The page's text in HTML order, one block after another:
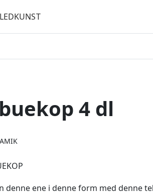
4 dl
denne ene i denne form med denne